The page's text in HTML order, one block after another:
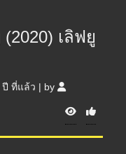
(2020) เลิฟยู
ปี ที่แล้ว | by
V
i